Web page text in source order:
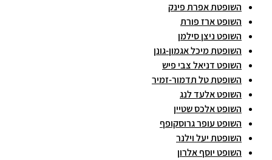
השופטת אפרת פינק
השופט ארז פורת
השופט ניצן סילמן
השופטת מיכל אגמון-גונן
השופט דניאל צבי פיש
השופטת טל תדמור-זמיר
השופט אלעד לנג
השופט אלכס שטיין
השופט עופר גרוסקופף
השופטת יעל וילנר
השופט יוסף אלרון